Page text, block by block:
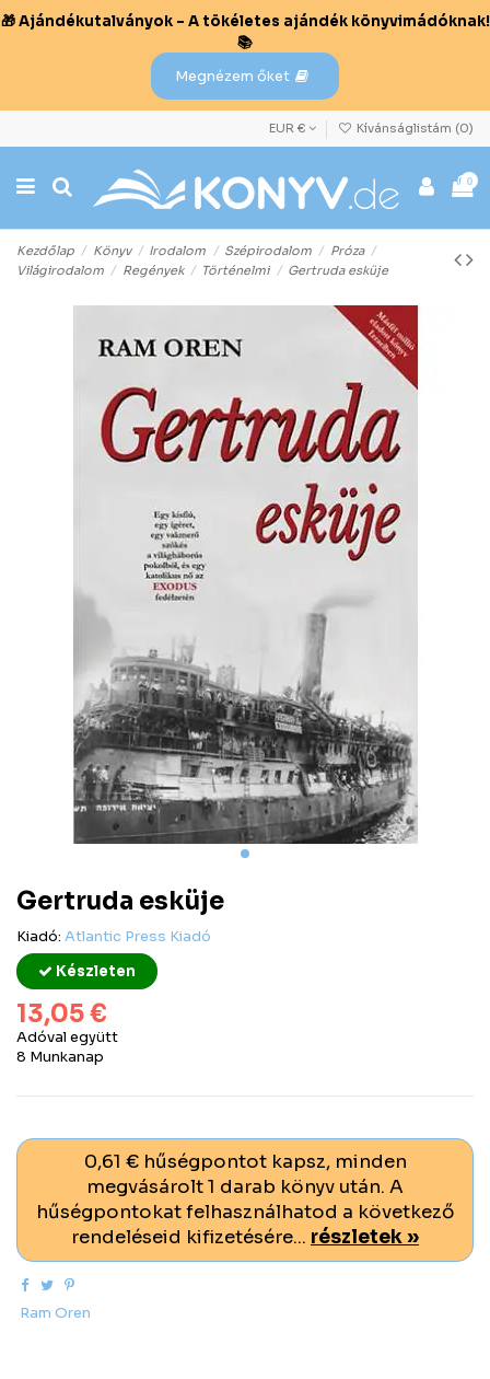
🎁 Ajándékutalványok – A tökéletes ajándék könyvimádóknak!
📚
Megnézem őket
EUR € Kívánságlistám (0)
0
Kezdőlap Könyv Irodalom Szépirodalom
Próza
Világirodalom
Regények Történelmi Gertruda esküje
Gertruda esküje
Kiadó: Atlantic Press Kiadó
Készleten
13,05 €
Adóval együtt
8 Munkanap
0,61 € hűségpontot kapsz, minden
megvásárolt 1 darab könyv után. A
hűségpontokat felhasználhatod a következő
rendeléseid kifizetésére... részletek »
Ram Oren